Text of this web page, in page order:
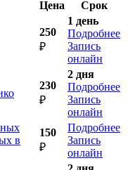
Цена Срок
250
₽
1 день
Подробнее
Запись
онлайн
230
₽
2 дня
Подробнее
Запись
онлайн
в
150
₽
Подробнее
Запись
онлайн